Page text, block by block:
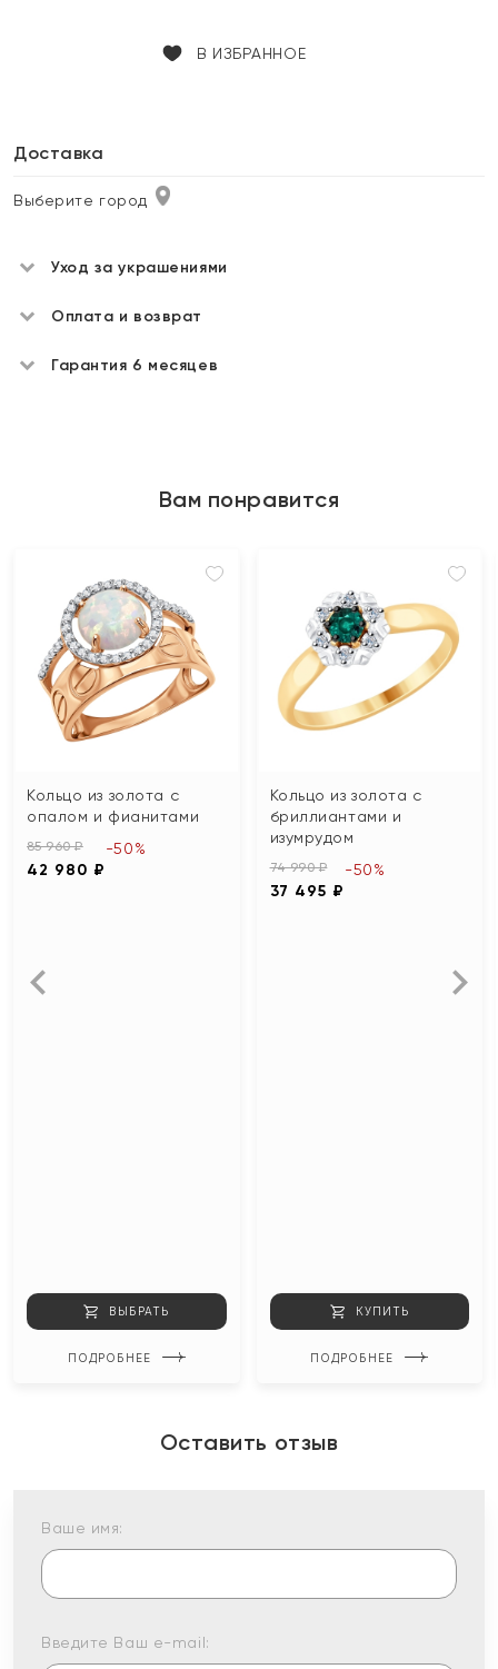
В ИЗБРАННОЕ
Доставка
Выберите город
Уход за украшениями
Оплата и возврат
Гарантия 6 месяцев
Вам понравится
Кольцо из золота с
опалом и фианитами
85 960 ₽
42 980 ₽
-50%
ВЫБРАТЬ
ПОДРОБНЕЕ
Кольцо из золота с
бриллиантами и
изумрудом
74 990 ₽
37 495 ₽
-50%
КУПИТЬ
ПОДРОБНЕЕ
Оставить отзыв
Ваше имя:
Введите Ваш e-mail: